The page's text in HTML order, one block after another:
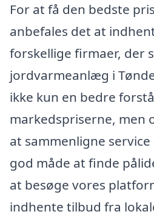
For at få den bedste
anbefales det at
forskellige firmaer, der
jordvarmeanlæg i
ikke kun en bedre
markedspriserne, men
at sammenligne
god måde at finde
at besøge vores
indhente tilbud fra